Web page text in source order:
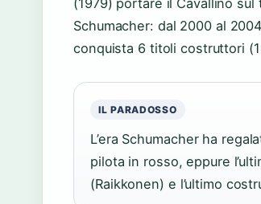
(1979) portare il Cavallino
Schumacher: dal 2000 al
conquista 6 titoli costruttori
IL PARADOSSO
L’era Schumacher ha
pilota in rosso, eppure
(Raikkonen) e l’ultimo